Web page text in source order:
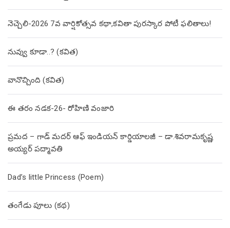
నెచ్చెలి-2026 7వ వార్షికోత్సవ కథా,కవితా పురస్కార పోటీ ఫలితాలు!
నువ్వు కూడా..? (కవిత)
వానొచ్చింది (కవిత)
ఈ తరం నడక-26- రోహిణి వంజారి
ప్రమద – గాడ్ మదర్ ఆఫ్ ఇండియన్ కార్డియాలజీ – డా.శివరామకృష్ణ
అయ్యర్ పద్మావతి
Dad’s little Princess (Poem)
తంగేడు పూలు (క‌థ‌)